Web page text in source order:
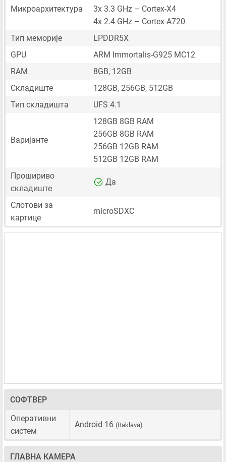
Микроархитектура
3x 3.3 GHz – Cortex-X4
4x 2.4 GHz – Cortex-A720
Тип меморије
LPDDR5X
GPU
ARM Immortalis-G925 MC12
RAM
8GB, 12GB
Складиште
128GB, 256GB, 512GB
Тип складишта
UFS 4.1
Варијанте
128GB 8GB RAM
256GB 8GB RAM
256GB 12GB RAM
512GB 12GB RAM
Прошириво
складиште
Да
Слотови за
картице
microSDXC
СОФТВЕР
Оперативни
систем
Android 16 (Baklava)
ГЛАВНА КАМЕРА